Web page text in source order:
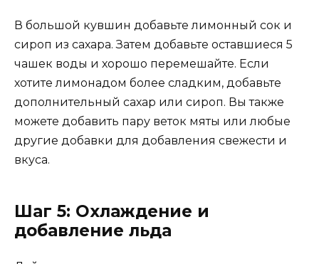
В большой кувшин добавьте лимонный сок и
сироп из сахара. Затем добавьте оставшиеся 5
чашек воды и хорошо перемешайте. Если
хотите лимонадом более сладким, добавьте
дополнительный сахар или сироп. Вы также
можете добавить пару веток мяты или любые
другие добавки для добавления свежести и
вкуса.
Шаг 5: Охлаждение и
добавление льда